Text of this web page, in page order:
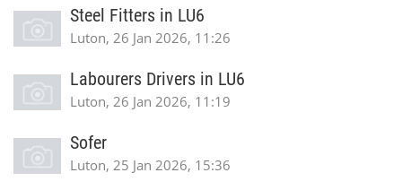
Steel Fitters in LU6
Luton, 26 Jan 2026, 11:26
Labourers Drivers in LU6
Luton, 26 Jan 2026, 11:19
Sofer
Luton, 25 Jan 2026, 15:36